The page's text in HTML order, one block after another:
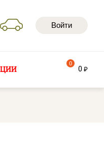
Войти
0 руб
0